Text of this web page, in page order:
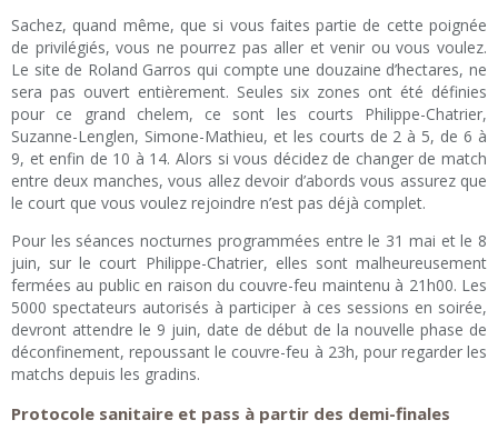
Sachez, quand même, que si vous faites partie de cette poignée
de privilégiés, vous ne pourrez pas aller et venir ou vous voulez.
Le site de Roland Garros qui compte une douzaine d’hectares, ne
sera pas ouvert entièrement. Seules six zones ont été définies
pour ce grand chelem, ce sont les courts Philippe-Chatrier,
Suzanne-Lenglen, Simone-Mathieu, et les courts de 2 à 5, de 6 à
9, et enfin de 10 à 14. Alors si vous décidez de changer de match
entre deux manches, vous allez devoir d’abords vous assurez que
le court que vous voulez rejoindre n’est pas déjà complet.
Pour les séances nocturnes programmées entre le 31 mai et le 8
juin, sur le court Philippe-Chatrier, elles sont malheureusement
fermées au public en raison du couvre-feu maintenu à 21h00. Les
5000 spectateurs autorisés à participer à ces sessions en soirée,
devront attendre le 9 juin, date de début de la nouvelle phase de
déconfinement, repoussant le couvre-feu à 23h, pour regarder les
matchs depuis les gradins.
Protocole sanitaire et pass à partir des demi-finales